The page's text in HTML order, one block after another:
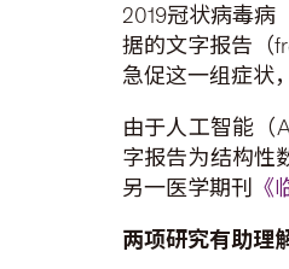
2019冠状病毒
据的文字报告（
急促这一组症状
由于人工智能（
字报告为结构性
另一医学期刊
《
两项研究有助理